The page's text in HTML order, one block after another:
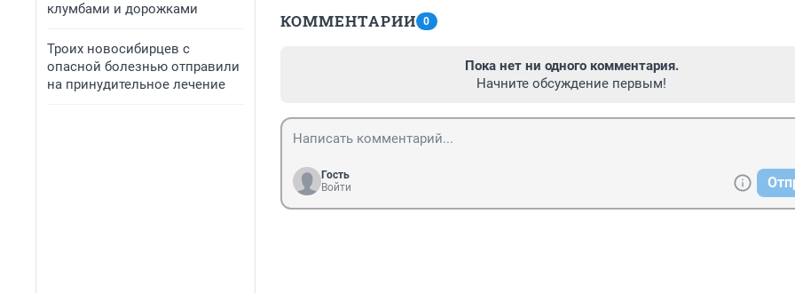
клумбами и дорожками
Троих новосибирцев с
опасной болезнью отправили
на принудительное лечение
КОММЕНТАРИИ 0
Пока нет ни одного комментария.
Начните обсуждение первым!
Гость
Войти